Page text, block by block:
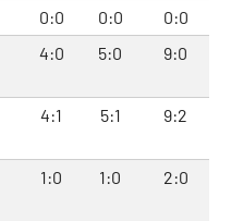
0:0 0:0
0:0
4:0 5:0 9:0
4:1 5:1 9:2
1:0 1:0 2:0